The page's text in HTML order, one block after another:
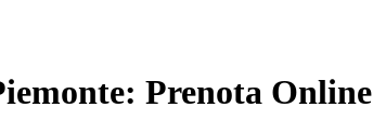
Prenota Online